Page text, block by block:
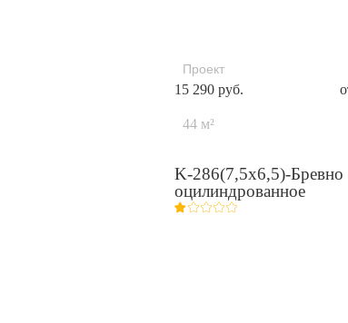
Проект
15 290 руб.
44 м²
K-286(7,5x6,5)-Бревно
оцилиндрованное